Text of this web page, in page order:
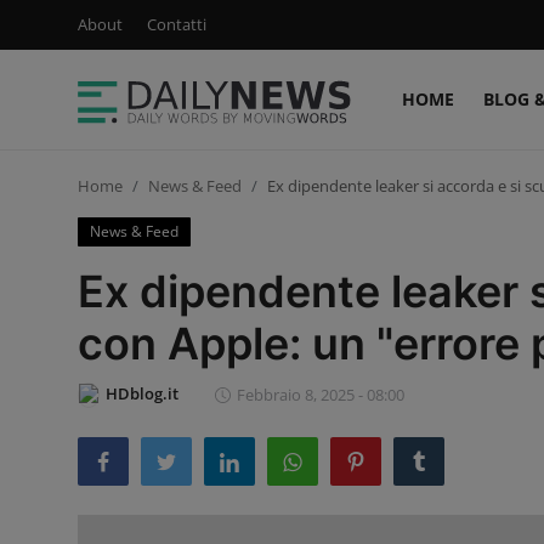
About Contatti
HOME BLOG
Podcast & Video
Sconti & Offerte
Ultimi Post
Home News & Feed Ex dipendente leaker si accorda e si
News & Feed
Ex dipendente leaker
con Apple: un
HDblog.it Febbraio 8, 2025 - 08:00